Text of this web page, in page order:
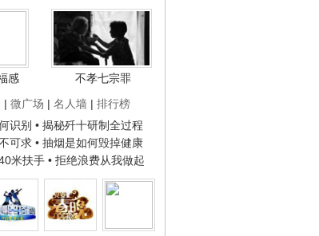
感
不孝七宗罪
| 微广场 | 名人墙 | 排行榜
识别 • 揭秘歼十研制全过程
可求 • 抽烟是如何毁掉健康
米扶手 • 拒绝浪费从我做起